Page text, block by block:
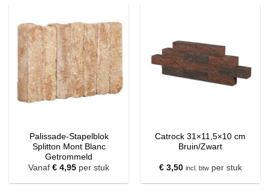
Palissade-Stapelblok
Splitton Mont Blanc
Getrommeld
Vanaf € 4,95 per stuk
Catrock 31×11,5×10 cm
Bruin/Zwart
€3,50 incl. btwper stuk